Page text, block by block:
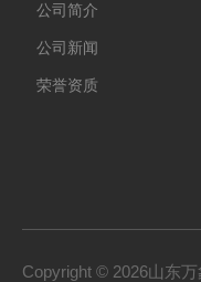
公司简介
公司新闻
荣誉资质
Copyright © 2026山东